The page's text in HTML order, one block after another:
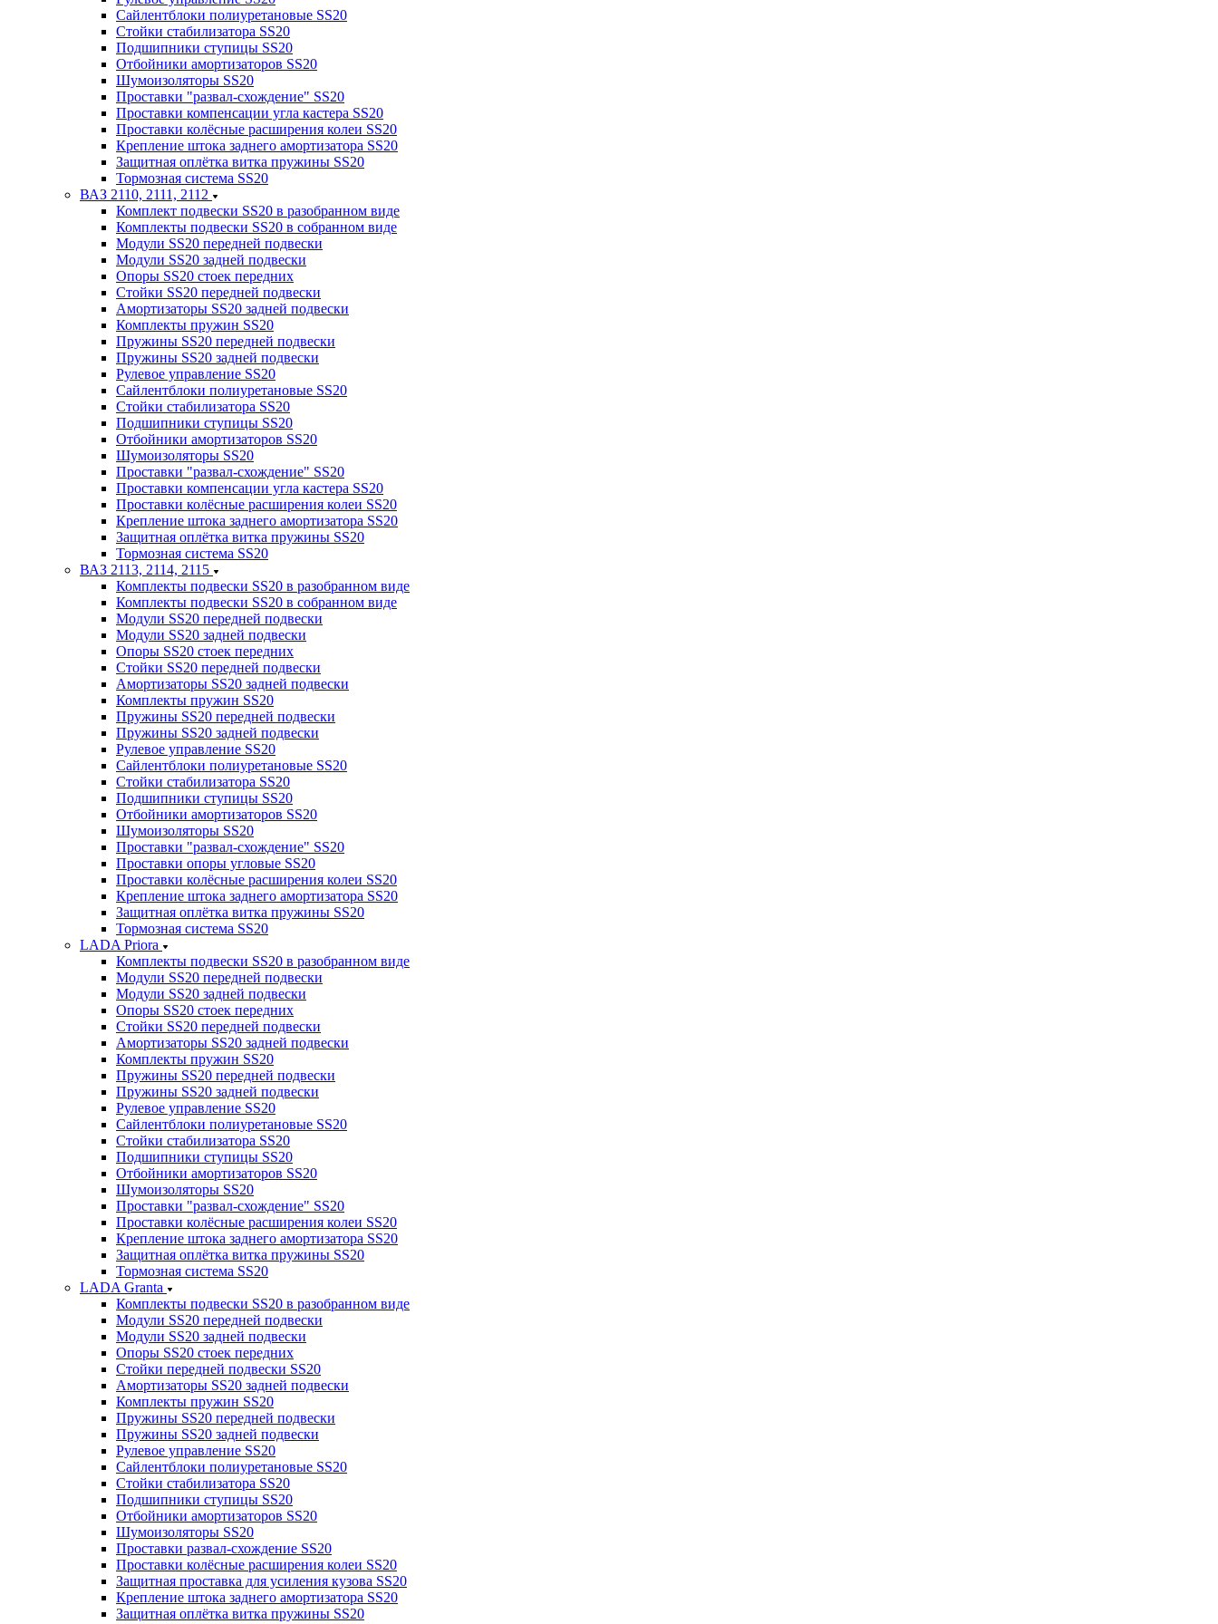
Сайлентблоки полиуретановые SS20
Стойки стабилизатора SS20
Подшипники ступицы SS20
Отбойники амортизаторов SS20
Шумоизоляторы SS20
Проставки "развал-схождение" SS20
Проставки компенсации угла кастера SS20
Проставки колёсные расширения колеи SS20
Крепление штока заднего амортизатора SS20
Защитная оплётка витка пружины SS20
Тормозная система SS20
ВАЗ 2110, 2111, 2112
Комплект подвески SS20 в разобранном виде
Комплекты подвески SS20 в собранном виде
Модули SS20 передней подвески
Модули SS20 задней подвески
Опоры SS20 стоек передних
Стойки SS20 передней подвески
Амортизаторы SS20 задней подвески
Комплекты пружин SS20
Пружины SS20 передней подвески
Пружины SS20 задней подвески
Рулевое управление SS20
Сайлентблоки полиуретановые SS20
Стойки стабилизатора SS20
Подшипники ступицы SS20
Отбойники амортизаторов SS20
Шумоизоляторы SS20
Проставки "развал-схождение" SS20
Проставки компенсации угла кастера SS20
Проставки колёсные расширения колеи SS20
Крепление штока заднего амортизатора SS20
Защитная оплётка витка пружины SS20
Тормозная система SS20
ВАЗ 2113, 2114, 2115
Комплекты подвески SS20 в разобранном виде
Комплекты подвески SS20 в собранном виде
Модули SS20 передней подвески
Модули SS20 задней подвески
Опоры SS20 стоек передних
Стойки SS20 передней подвески
Амортизаторы SS20 задней подвески
Комплекты пружин SS20
Пружины SS20 передней подвески
Пружины SS20 задней подвески
Рулевое управление SS20
Сайлентблоки полиуретановые SS20
Стойки стабилизатора SS20
Подшипники ступицы SS20
Отбойники амортизаторов SS20
Шумоизоляторы SS20
Проставки "развал-схождение" SS20
Проставки опоры угловые SS20
Проставки колёсные расширения колеи SS20
Крепление штока заднего амортизатора SS20
Защитная оплётка витка пружины SS20
Тормозная система SS20
LADA Priora
Комплекты подвески SS20 в разобранном виде
Модули SS20 передней подвески
Модули SS20 задней подвески
Опоры SS20 стоек передних
Стойки SS20 передней подвески
Амортизаторы SS20 задней подвески
Комплекты пружин SS20
Пружины SS20 передней подвески
Пружины SS20 задней подвески
Рулевое управление SS20
Сайлентблоки полиуретановые SS20
Стойки стабилизатора SS20
Подшипники ступицы SS20
Отбойники амортизаторов SS20
Шумоизоляторы SS20
Проставки "развал-схождение" SS20
Проставки колёсные расширения колеи SS20
Крепление штока заднего амортизатора SS20
Защитная оплётка витка пружины SS20
Тормозная система SS20
LADA Granta
Комплекты подвески SS20 в разобранном виде
Модули SS20 передней подвески
Модули SS20 задней подвески
Опоры SS20 стоек передних
Стойки передней подвески SS20
Амортизаторы SS20 задней подвески
Комплекты пружин SS20
Пружины SS20 передней подвески
Пружины SS20 задней подвески
Рулевое управление SS20
Сайлентблоки полиуретановые SS20
Стойки стабилизатора SS20
Подшипники ступицы SS20
Отбойники амортизаторов SS20
Шумоизоляторы SS20
Проставки развал-схождение SS20
Проставки колёсные расширения колеи SS20
Защитная проставка для усиления кузова SS20
Крепление штока заднего амортизатора SS20
Защитная оплётка витка пружины SS20